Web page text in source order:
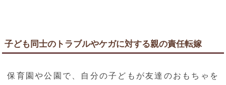
子ども同士のトラブルやケガに対する親の責任転嫁
保育園や公園で、自分の子どもが友達のおもちゃを